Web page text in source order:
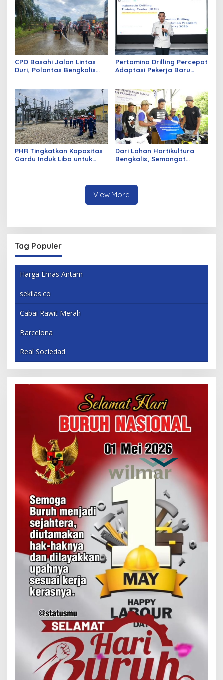
CPO Basahi Jalan Lintas
Duri, Polantas Bengkalis
Pertamina Drilling Percepat
Adaptasi Pekerja Baru
PHR Tingkatkan Kapasitas
Gardu Induk Libo untuk
Dari Lahan Hortikultura
Bengkalis, Semangat
View More
Tag Populer
Harga Emas Antam
sekilas.co
Cabai Rawit Merah
Barcelona
Real Sociedad